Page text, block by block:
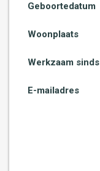
Geboortedatum
Woonplaats
Werkzaam sinds
E-mailadres